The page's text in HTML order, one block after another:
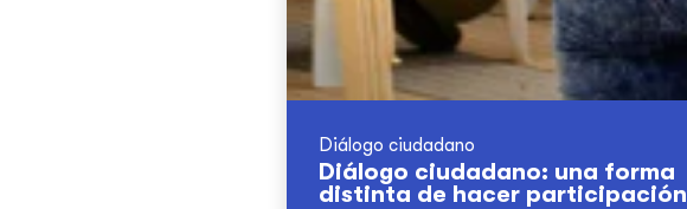
Diálogo ciudadano
Diálogo ciudadano: una forma
distinta de hacer participación